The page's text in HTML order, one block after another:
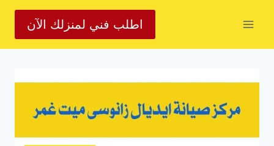
اطلب فني لمنزلك الآن